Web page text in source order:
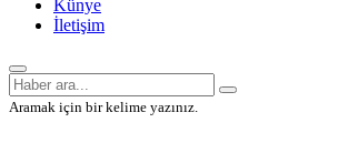
Künye
İletişim
Aramak için bir kelime yazınız.